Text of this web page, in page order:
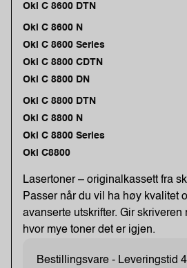
Oki C 8600 DTN
Oki C 8600 N
Oki C 8600 Series
Oki C 8800 CDTN
Oki C 8800 DN
Oki C 8800 DTN
Oki C 8800 N
Oki C 8800 Series
Oki C8800
Lasertoner – originalkassett fra
Passer når du vil ha høy kvalitet
avanserte utskrifter. Gir skriveren
hvor mye toner det er igjen.
Bestillingsvare - Leveringstid